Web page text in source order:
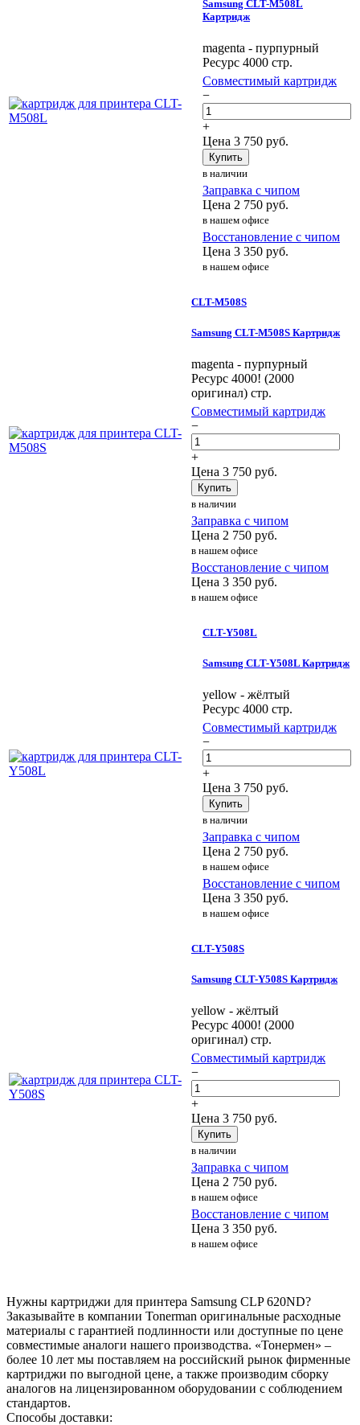
Samsung CLT-M508L
Картридж
magenta - пурпурный
Ресурс 4000 стр.
Совместимый картридж
−
+
Цена 3 750 руб.
Купить
в наличии
Заправка с чипом
Цена 2 750 руб.
в нашем офисе
Восстановление с чипом
Цена 3 350 руб.
в нашем офисе
CLT-M508S
Samsung CLT-M508S Картридж
magenta - пурпурный
Ресурс 4000! (2000
оригинал) стр.
Совместимый картридж
−
+
Цена 3 750 руб.
Купить
в наличии
Заправка с чипом
Цена 2 750 руб.
в нашем офисе
Восстановление с чипом
Цена 3 350 руб.
в нашем офисе
CLT-Y508L
Samsung CLT-Y508L Картридж
yellow - жёлтый
Ресурс 4000 стр.
Совместимый картридж
−
+
Цена 3 750 руб.
Купить
в наличии
Заправка с чипом
Цена 2 750 руб.
в нашем офисе
Восстановление с чипом
Цена 3 350 руб.
в нашем офисе
CLT-Y508S
Samsung CLT-Y508S Картридж
yellow - жёлтый
Ресурс 4000! (2000
оригинал) стр.
Совместимый картридж
−
+
Цена 3 750 руб.
Купить
в наличии
Заправка с чипом
Цена 2 750 руб.
в нашем офисе
Восстановление с чипом
Цена 3 350 руб.
в нашем офисе
Нужны картриджи для принтера Samsung CLP 620ND?
Заказывайте в компании Tonerman оригинальные расходные
материалы с гарантией подлинности или доступные по цене
совместимые аналоги нашего производства. «Тонермен» –
более 10 лет мы поставляем на российский рынок фирменные
картриджи по выгодной цене, а также производим сборку
аналогов на лицензированном оборудовании с соблюдением
стандартов.
Способы доставки: